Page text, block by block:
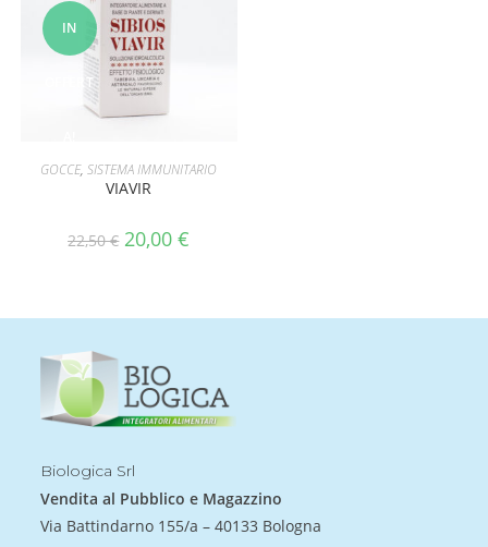
IN
OFFERT
AGGIUNGI AL CARRELLO
GOCCE,SISTEMA IMMUNITARIO
VIAVIR
22,50€ 20,00€
Biologica Srl
Vendita al Pubblico e Magazzino
Via Battindarno 155/a – 40133 Bologna